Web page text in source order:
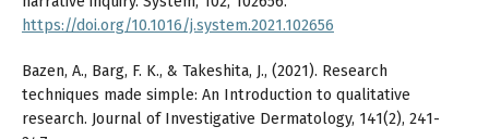
https://doi.org/10.1016/j.system.2021.102656
Bazen, A., Barg, F. K., & Takeshita, J., (2021). Research
techniques made simple: An Introduction to qualitative
research. Journal of Investigative Dermatology, 141(2), 241-